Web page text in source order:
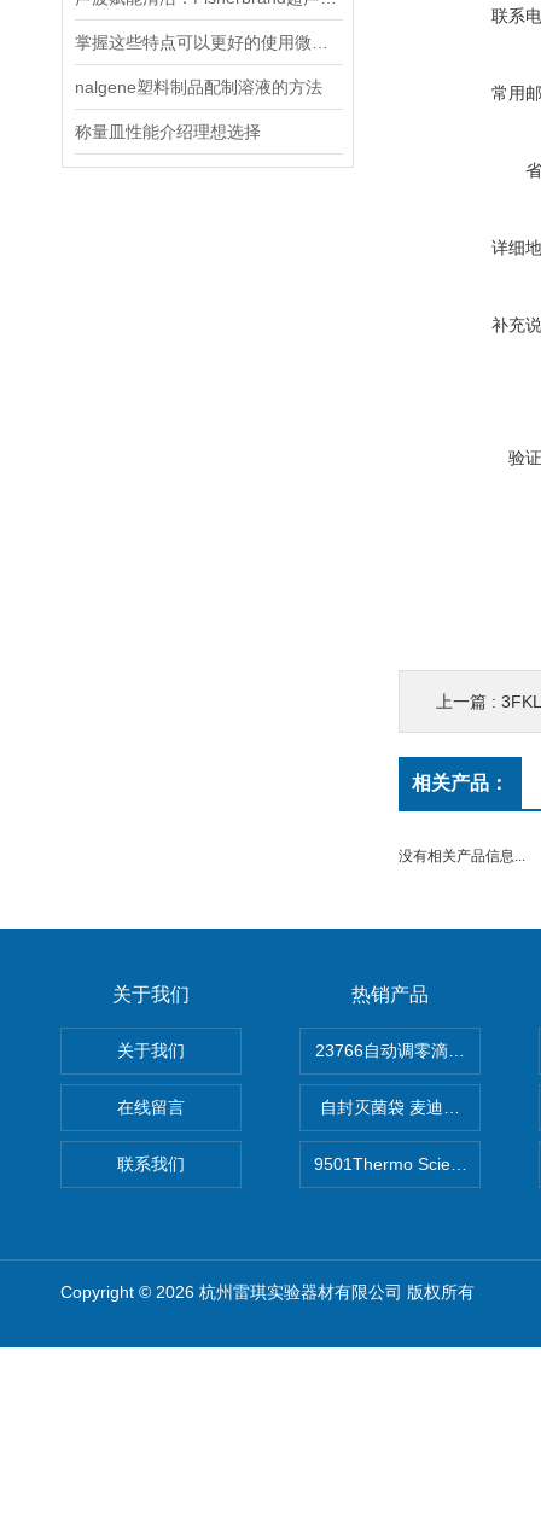
nalgene塑料制品配制溶液的方法
称量皿性能介绍理想选择
联系
常用
详细
补充
验
上一篇 :
相关产品：
没有相关产品信息...
关于我们
关于我们
在线留言
联系我们
热销产品
自封灭菌袋 麦迪康Medicom
9501Thermo Scientific S1移
Copyright © 2026 杭州雷琪实验器材有限公司 版权所有